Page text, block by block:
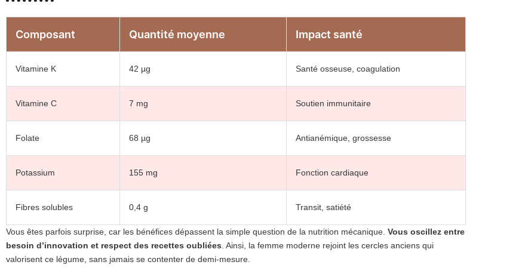
Composant Quantité moyenne Impact santé
Vitamine K 42 µg Santé osseuse, coagulation
Vitamine C 7 mg Soutien immunitaire
Folate 68 µg Antianémique, grossesse
Potassium 155 mg Fonction cardiaque
Fibres solubles 0,4 g Transit, satiété
Vous êtes parfois surprise, car les bénéfices dépassent la simple question de la nutrition mécanique. Vous oscillez entre
besoin d’innovation et respect des recettes oubliées . Ainsi, la femme moderne rejoint les cercles anciens qui
valorisent ce légume, sans jamais se contenter de demi-mesure.